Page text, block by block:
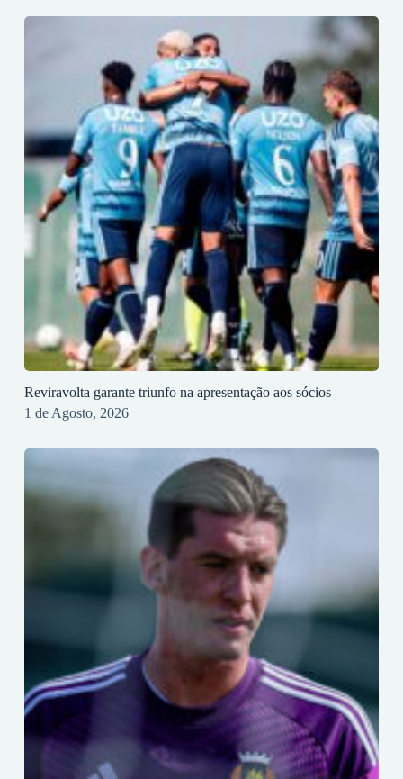
Reviravolta garante triunfo na apresentação aos sócios
1 de Agosto, 2026